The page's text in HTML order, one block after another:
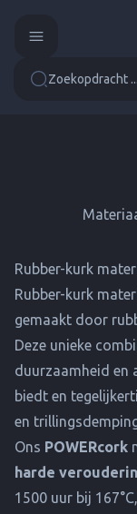
Zoekopdracht ...
Rubber-kurk
Rubber-kurk
gemaakt door
Deze unieke
duurzaamheid en
biedt en
en
Ons POWERcork
harde
1500 uur bij